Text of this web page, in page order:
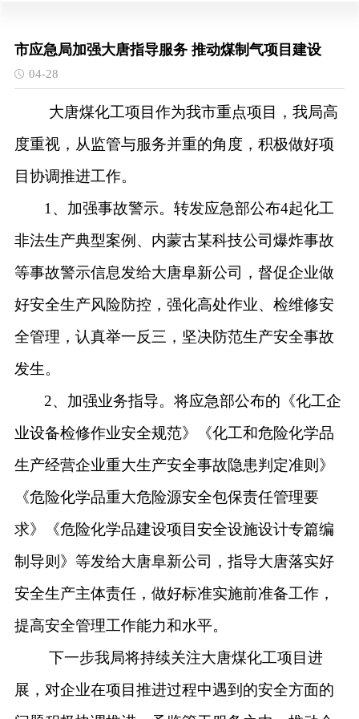
市应急局加强大唐指导服务 推动煤制气项目建设
04-28
大唐煤化工项目作为我市重点项目，我局高
度重视，从监管与服务并重的角度，积极做好项
目协调推进工作。
1、加强事故警示。转发应急部公布4起化工
非法生产典型案例、内蒙古某科技公司爆炸事故
等事故警示信息发给大唐阜新公司，督促企业做
好安全生产风险防控，强化高处作业、检维修安
全管理，认真举一反三，坚决防范生产安全事故
发生。
2、加强业务指导。将应急部公布的《化工企
业设备检修作业安全规范》《化工和危险化学品
生产经营企业重大生产安全事故隐患判定准则》
《危险化学品重大危险源安全包保责任管理要
求》《危险化学品建设项目安全设施设计专篇编
制导则》等发给大唐阜新公司，指导大唐落实好
安全生产主体责任，做好标准实施前准备工作，
提高安全管理工作能力和水平。
下一步我局将持续关注大唐煤化工项目进
展，对企业在项目推进过程中遇到的安全方面的